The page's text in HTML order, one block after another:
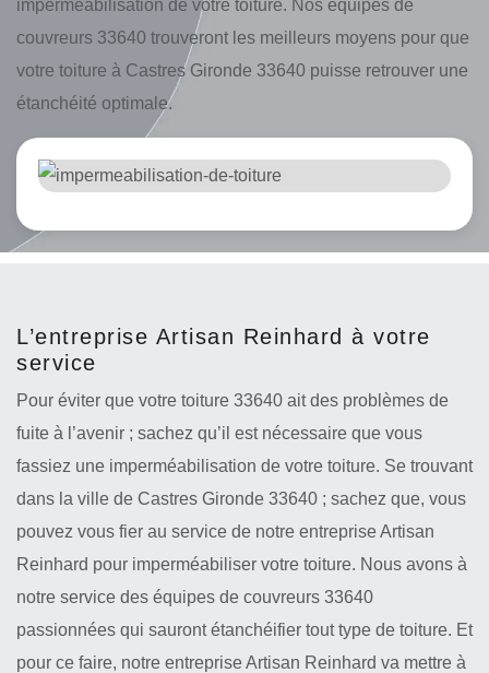
imperméabilisation de votre toiture. Nos équipes de
couvreurs 33640 trouveront les meilleurs moyens pour que
votre toiture à Castres Gironde 33640 puisse retrouver une
étanchéité optimale.
L’entreprise Artisan Reinhard à votre
service
Pour éviter que votre toiture 33640 ait des problèmes de
fuite à l’avenir ; sachez qu’il est nécessaire que vous
fassiez une imperméabilisation de votre toiture. Se trouvant
dans la ville de Castres Gironde 33640 ; sachez que, vous
pouvez vous fier au service de notre entreprise Artisan
Reinhard pour imperméabiliser votre toiture. Nous avons à
notre service des équipes de couvreurs 33640
passionnées qui sauront étanchéifier tout type de toiture. Et
pour ce faire, notre entreprise Artisan Reinhard va mettre à